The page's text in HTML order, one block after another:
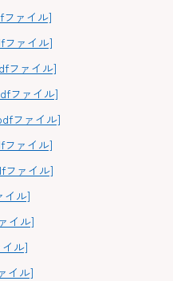
ファイル]
ファイル]
ファイル]
ファイル]
ファイル]
ファイル]
ファイル]
イル]
イル]
ル]
イル]